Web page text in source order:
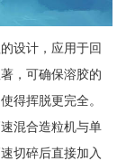
设计，应用于回
，可确保溶胶的
得挥脱更完全。
混合造粒机与单
切碎后直接加入